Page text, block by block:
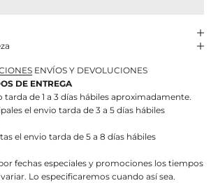
ENVÍOS Y DEVOLUCIONES
DE ENTREGA
tarda de 1 a 3 días hábiles aproximadamente.
el envio tarda de 3 a 5 días hábiles
el envio tarda de 5 a 8 días hábiles
fechas especiales y promociones los tiempos
Lo especificaremos cuando así sea.